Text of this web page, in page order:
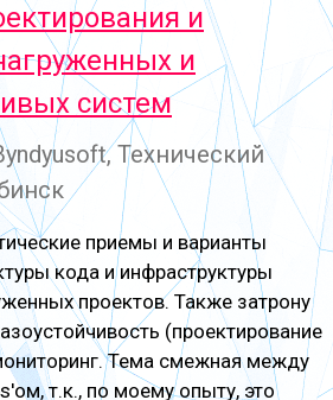
и
и
систем
Технический
приемы и варианты
кода и инфраструктуры
проектов. Также затрону
(проектирование
Тема смежная между
т.к., по моему опыту, это